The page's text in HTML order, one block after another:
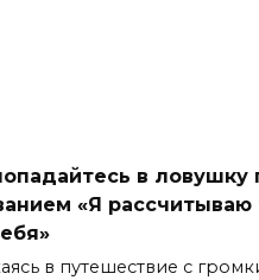
в ловушку
«Я рассчитываю
в путешествие с